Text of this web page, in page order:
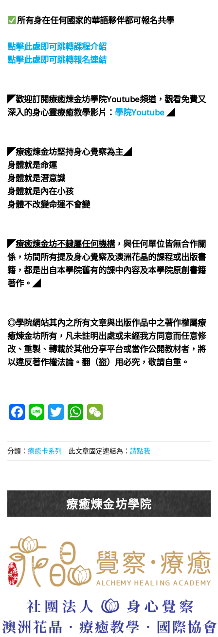
所有身在任何國家的華語夥伴都可報名共學​
點擊此處即可跳轉課程介紹
點擊此處即可跳轉報名連結
​◤歡迎訂閱療癒煉金坊學院Youtube頻道，觀看免費又
深入的身心靈療癒教學影片： 學院Youtube ◢
◤療癒煉金坊堅持身心覺察為主◢
身體就是命運
身體就是潛意識
身體就是內在小孩
身體不改變命運不會變
◤療癒煉金坊不隸屬任何機構，與任何單位皆無合作關
係，坊間所有提及身心覺察及澳洲花晶的課程或出版書
籍，都是出自本學院舊有的課中內容及本學院原創書籍
著作。◢
◎學院網站其內之所有文章與出版作品中之著作權屬療
癒煉金坊所有，凡未註明出處或未經我方同意而任意修
改、重製、轉載於其他分享平台或當作公開教材者，將
以違反著作權法論。翻（盜）用必究，敬請自重。
Facebook
LineTwitterWhatsApp
分類： 療癒卡系列 此文章固定連結為： 請點我
療癒煉金坊學院